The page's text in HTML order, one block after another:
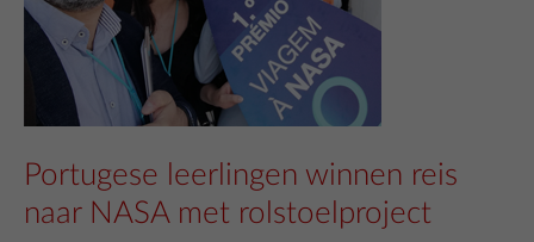
Portugese leerlingen winnen reis
naar NASA met rolstoelproject